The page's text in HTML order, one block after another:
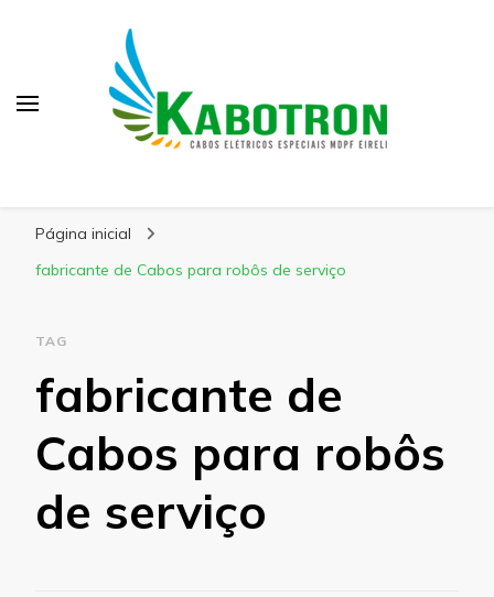
Página inicial
fabricante de Cabos para robôs de serviço
TAG
fabricante de
Cabos para robôs
de serviço